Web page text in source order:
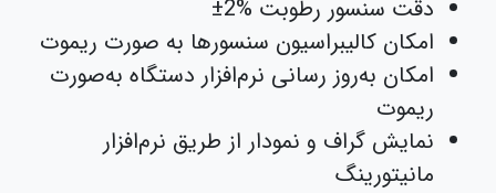
دقت سنسور رطوبت ±2%
امکان کالیبراسیون سنسورها به صورت ریموت
امکان به‌روز رسانی نرم‌افزار دستگاه به‌صورت
ریموت
نمایش گراف و نمودار از طریق نرم‌افزار
مانیتورینگ